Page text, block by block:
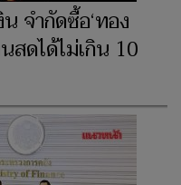
จำกัดซื้อ‘ทอง
สดได้ไม่เกิน 10